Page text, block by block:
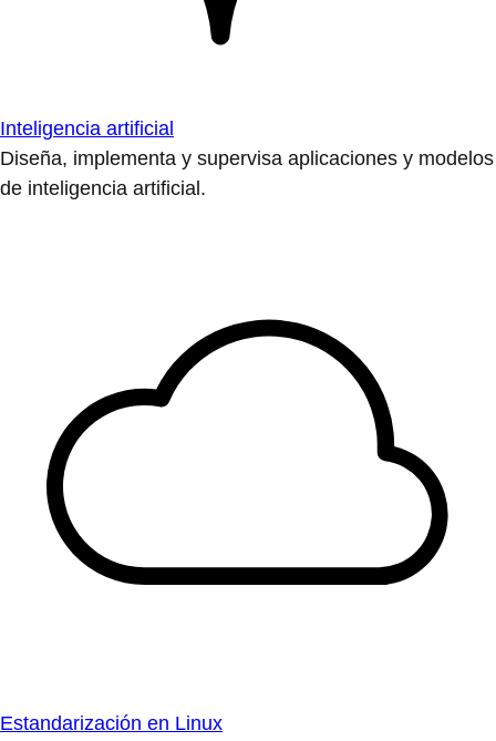
Inteligencia artificial
Diseña, implementa y supervisa aplicaciones y modelos
de inteligencia artificial.
Estandarización en Linux